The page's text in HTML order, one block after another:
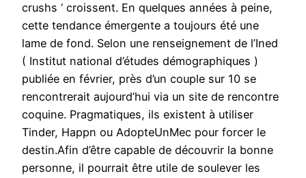
crushs ‘ croissent. En quelques années à peine,
cette tendance émergente a toujours été une
lame de fond. Selon une renseignement de l’Ined
( Institut national d’études démographiques )
publiée en février, près d’un couple sur 10 se
rencontrerait aujourd’hui via un site de rencontre
coquine. Pragmatiques, ils existent à utiliser
Tinder, Happn ou AdopteUnMec pour forcer le
destin.Afin d’être capable de découvrir la bonne
personne, il pourrait être utile de soulever les